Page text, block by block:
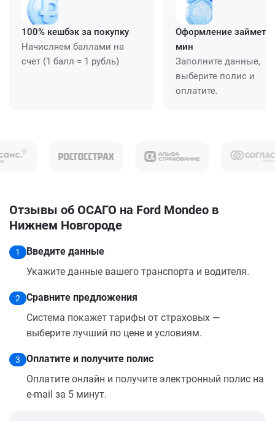
100% кешбэк за покупку
Начисляем баллами на
счет (1 балл = 1 рубль)
Оформление займет
мин
Заполните данные,
выберите полис и
оплатите.
Отзывы об ОСАГО на Ford Mondeo в
Нижнем Новгороде
1
Введите данные
Укажите данные вашего транспорта и водителя.
2
Сравните предложения
Система покажет тарифы от страховых —
выберите лучший по цене и условиям.
3
Оплатите и получите полис
Оплатите онлайн и получите электронный полис на
e-mail за 5 минут.